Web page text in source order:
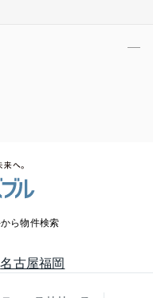
ら物件検索
名古屋福岡